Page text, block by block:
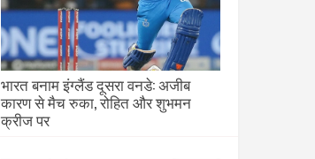
भारत बनाम इंग्लैंड दूसरा वनडे: अजीब
कारण से मैच रुका, रोहित और शुभमन
क्रीज पर